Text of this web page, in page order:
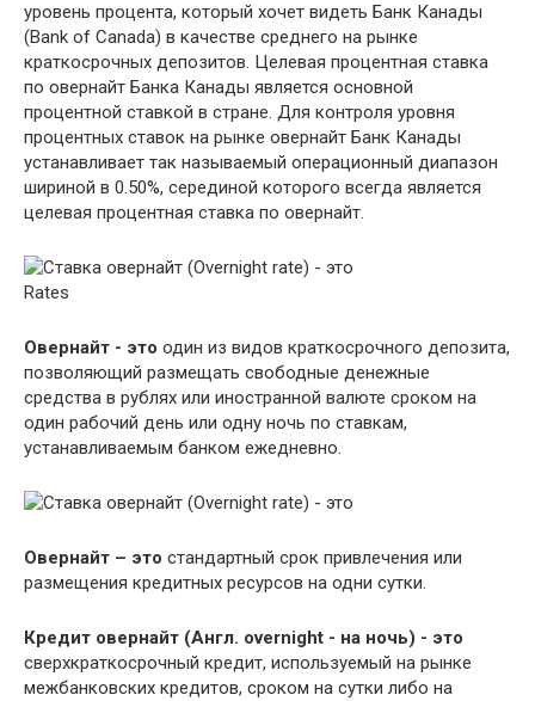
уровень процента, который хочет видеть Банк Канады
(Bank of Canada) в качестве среднего на рынке
краткосрочных депозитов. Целевая процентная ставка
по овернайт Банка Канады является основной
процентной ставкой в стране. Для контроля уровня
процентных ставок на рынке овернайт Банк Канады
устанавливает так называемый операционный диапазон
шириной в 0.50%, серединой которого всегда является
целевая процентная ставка по овернайт.
Rates
Овернайт - это один из видов краткосрочного депозита,
позволяющий размещать свободные денежные
средства в рублях или иностранной валюте сроком на
один рабочий день или одну ночь по ставкам,
устанавливаемым банком ежедневно.
Овернайт – это стандартный срок привлечения или
размещения кредитных ресурсов на одни сутки.
Кредит овернайт (Англ. overnight - на ночь) - это
сверхкраткосрочный кредит, используемый на рынке
межбанковских кредитов, сроком на сутки либо на